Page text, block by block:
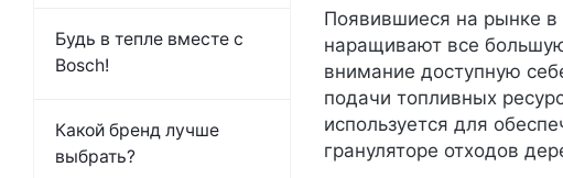
Появившиеся на рынке в
наращивают все
внимание доступную
подачи топливных
используется для
грануляторе отходов
Будь в тепле вместе с
Bosch!
Какой бренд лучше
выбрать?